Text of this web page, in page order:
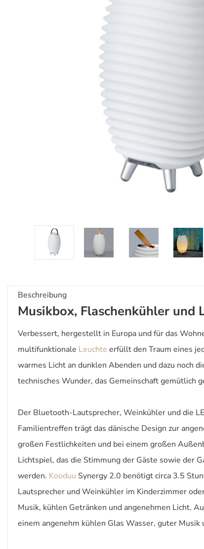
Beschreibung
Musikbox, Flaschenkühler und
Verbessert, hergestellt in Europa und für das
multifunktionale Leuchte erfüllt den Traum eines
warmes Licht an dunklen Abenden und dazu noch
technisches Wunder, das Gemeinschaft gemütlich
Der Bluetooth-Lautsprecher, Weinkühler und die
Familientreffen trägt das dänische Design zur
großen Festlichkeiten und bei einem großen
Lichtspiel, das die Stimmung der Gäste sowie der
werden. Kooduu Synergy 2.0 benötigt circa 3.5
Lautsprecher und Weinkühler im Kinderzimmer
Musik, kühlen Getränken und angenehmen Licht.
einem angenehm kühlen Glas Wasser, guter